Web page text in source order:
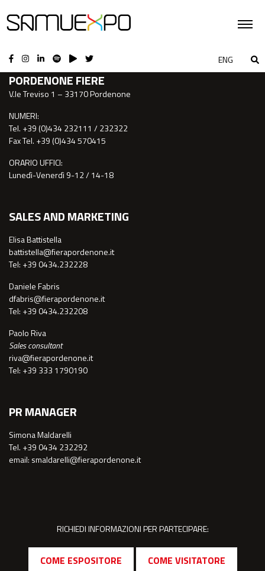
ENG
CONTATTI
PORDENONE FIERE
V.le Treviso 1 – 33170 Pordenone
NUMERI:
Tel. +39 (0)434 232111 / 232322
Fax Tel. +39 (0)434 570415
ORARIO UFFICI:
Lunedì-Venerdì 9-12 / 14-18
SALES AND MARKETING
Elisa Battistella
battistella@fierapordenone.it
Tel: +39 0434.232228
Daniele Fabris
dfabris@fierapordenone.it
Tel: +39 0434.232208
Paolo Riva
Sales consultant
riva@fierapordenone.it
Tel: +39 333 1790190
PR MANAGER
Simona Maldarelli
Tel. +39 0434 232292
email: smaldarelli@fierapordenone.it
RICHIEDI INFORMAZIONI PER PARTECIPARE:
COME ESPOSITORE COME VISITATORE